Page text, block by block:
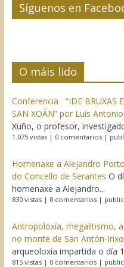
Síguenos en
O máis lido
Conferencia “IDE BRUXAS
SAN XOÁN” por Luís
Xuño, o profesor,
1.075 vistas| 0 comentarios|
Homenaxe a Alejandro
do Concello de Serantes O
homenaxe a Alejandro...
830 vistas| 0 comentarios|
Antropoloxía, megalitismo,
no monte de San Antón-
arqueoloxía impartida o día
815 vistas| 0 comentarios|